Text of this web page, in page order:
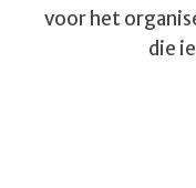
voor het
die